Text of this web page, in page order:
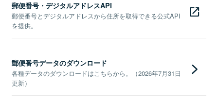
郵便番号・デジタルアドレスAPI
郵便番号とデジタルアドレスから住所を取得できる公式API
を提供。
郵便番号データのダウンロード
各種データのダウンロードはこちらから。（2026年7月31日
更新）